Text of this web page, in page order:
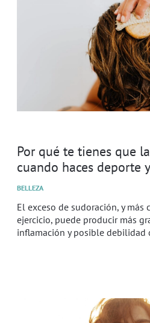
Por qué te tienes que
cuando haces deporte
BELLEZA
El exceso de sudoración, y más
ejercicio, puede producir más
inflamación y posible debilidad